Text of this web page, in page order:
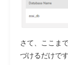
さて、ここま
づけるだけです